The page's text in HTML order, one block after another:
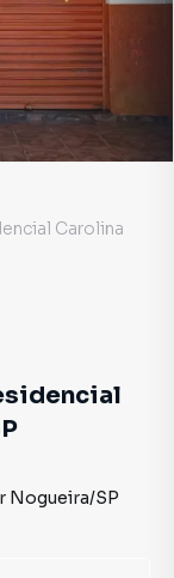
Carolina
Nogueira/SP